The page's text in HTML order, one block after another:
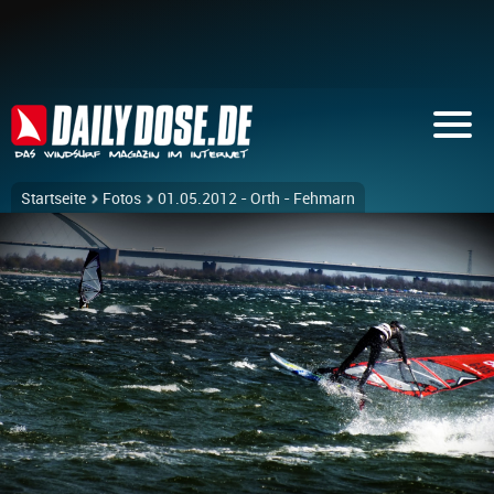
Startseite Fotos 01.05.2012 - Orth - Fehmarn